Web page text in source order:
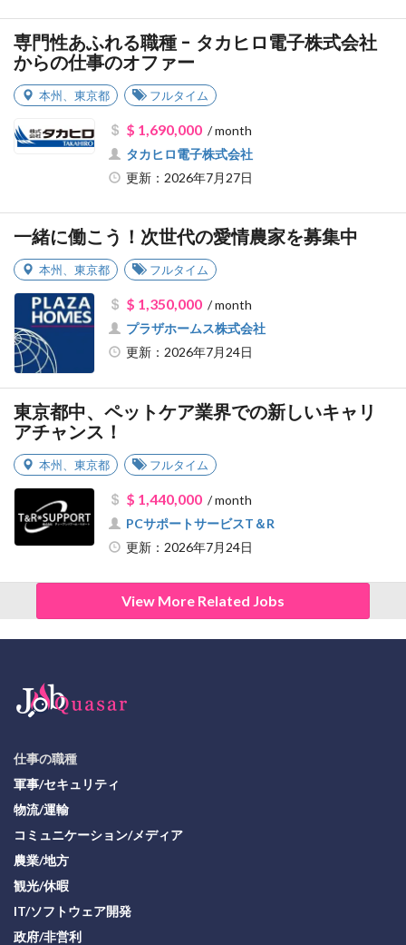
専門性あふれる職種 - タカヒロ電子株式会社
からの仕事のオファー
本州 東京都 フルタイム
$ 1,690,000/ month
タカヒロ電子株式会社
更新：2026年7月27日
一緒に働こう！次世代の愛情農家を募集中
本州 東京都 フルタイム
$ 1,350,000/ month
プラザホームス株式会社
更新：2026年7月24日
東京都中、ペットケア業界での新しいキャリ
アチャンス！
本州 東京都 フルタイム
$ 1,440,000/ month
PCサポートサービスT＆R
更新：2026年7月24日
View More Related Jobs
仕事の職種
軍事/セキュリティ
物流/運輸
コミュニケーション/メディア
農業/地方
観光/休暇
IT/ソフトウェア開発
政府/非営利